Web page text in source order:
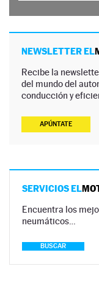
NEWSLETTER EL
Recibe la
del mundo del
conducción y
APÚNTATE
SERVICIOS EL
Encuentra los
neumáticos…
BUSCAR